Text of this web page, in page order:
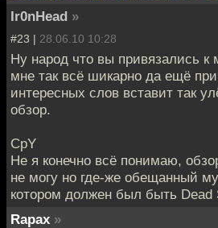
Ir0nHead »
#23 | 28.06.10 10:28
Ну народ что вы привязались к
мне так всё шикарно да ещё
интересных слов вставит так
обзор.
CpY
Не я конечно всё понимаю,
не могу но где-же обещанный
котором должен был быть Dead
Rapax »